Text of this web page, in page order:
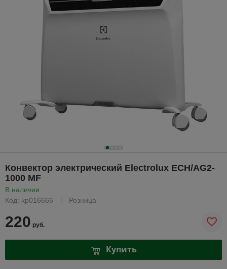
Конвектор электрический Electrolux ECH/AG2-
1000 MF
В наличии
Код: kp016666
Розница
220 руб.
Купить